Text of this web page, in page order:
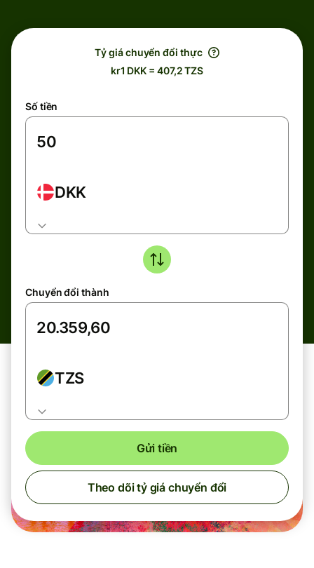
Tỷ giá chuyển đổi thực
kr1 DKK = 407,2 TZS
Số tiền
DKK
Chuyển đổi thành
TZS
Gửi tiền
Theo dõi tỷ giá chuyển đổi